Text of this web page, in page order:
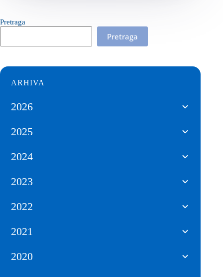
Pretraga
Pretraga
ARHIVA
2026
2025
2024
2023
2022
2021
2020